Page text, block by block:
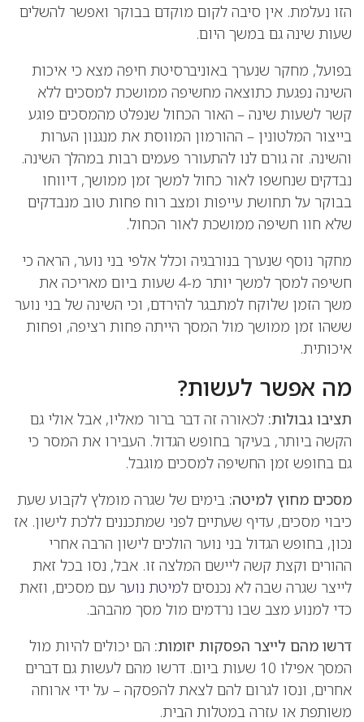
הזו נעלמת. אין סיבה לקום מוקדם בבוקר ואפשר להשלים
שעות שינה גם במשך היום.
בפועל, מחקר שנערך באוניברסיטת חיפה מצא כי איכות
השינה נפגעת כתוצאה מחשיפה ממושכת למסכים ללא
קשר לשעות שינה – האור הכחול שנפלט מהמסכים פוגע
בייצור המלטונין – ההורמון המווסת את מנגנון הערות
והשינה. זה גורם לנו להתעורר פעמים רבות במהלך השינה.
נבדקים שנחשפו לאור כחול למשך זמן ממושך, דיווחו
בבוקר על תחושת עייפות ומצב רוח פחות טוב מנבדקים
שלא חוו חשיפה ממושכת לאור הכחול.
מחקר נוסף שנערך בנורבגיה וכלל אלפי בני נוער, הראה כי
חשיפה למסך למשך יותר מ-4 שעות ביום מאריכה את
משך הזמן שלוקח למתבגר להירדם, וכי השינה של בני נוער
ששהו זמן ממושך מול המסך הייתה פחות רציפה, ופחות
איכותית.
מה אפשר לעשות?
תציבו גבולות: לכאורה זה דבר ברור מאליו, אבל אולי גם
הקשה ביותר, בעיקר בחופש הגדול. העבירו את המסר כי
גם בחופש זמן החשיפה למסכים מוגבל.
מסכים מחוץ למיטה: בימים של שגרה מומלץ לקבוע שעת
כיבוי מסכים, עדיף שעתיים לפני שמתכננים ללכת לישון. אז
נכון, בחופש הגדול בני נוער הולכים לישון הרבה אחרי
ההורים וקצת קשה ליישם המלצה זו. אבל, נסו בכל זאת
לייצר שגרה שבה לא נכנסים למיטת נוער עם מסכים, וזאת
כדי למנוע מצב שבו נרדמים מול מסך מהבהב.
דרשו מהם לייצר הפסקות יזומות: הם יכולים להיות מול
המסך אפילו 10 שעות ביום. דרשו מהם לעשות גם דברים
אחרים, ונסו לגרום להם לצאת להפסקה – על ידי ארוחה
משותפת או עזרה במטלות הבית.